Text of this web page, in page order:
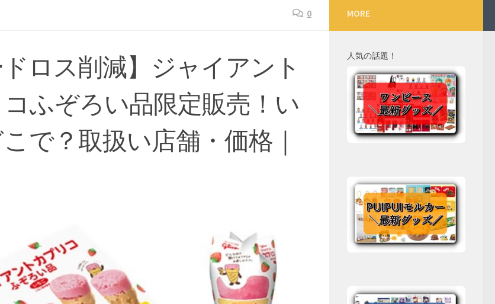
0
ドロス削減】ジャイアント
ふぞろい品限定販売！い
で？取扱い店舗・価格｜
MORE
人気の話題！